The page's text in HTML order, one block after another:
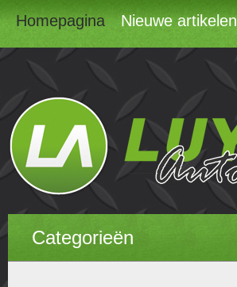
Homepagina Nieuwe artikelen
Categorieën